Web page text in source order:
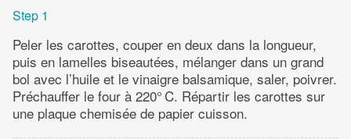
Step 1
Peler les carottes, couper en deux dans la longueur,
puis en lamelles biseautées, mélanger dans un grand
bol avec l’huile et le vinaigre balsamique, saler, poivrer.
Préchauffer le four à 220° C. Répartir les carottes sur
une plaque chemisée de papier cuisson.